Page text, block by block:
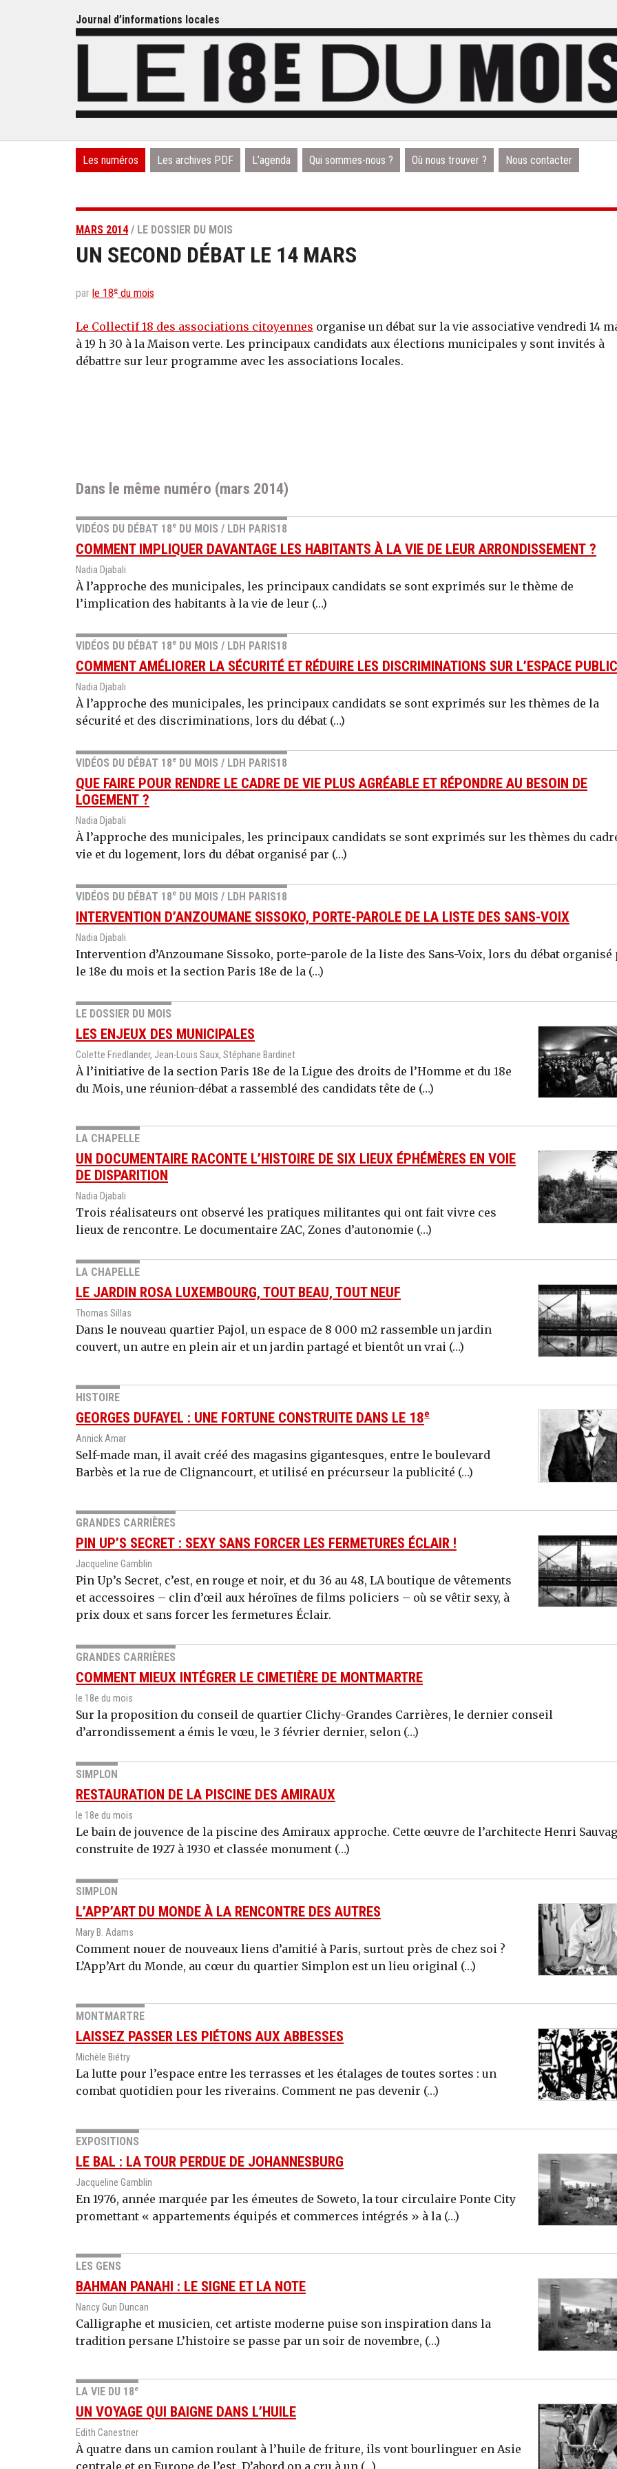
Journal d’informations locales
Les numéros Les archives PDF L’agenda Qui sommes-nous ? Où nous trouver ? Nous contacter
MARS 2014/ LE DOSSIER DU MOIS
UN SECOND DÉBAT LE 14 MARS
par le 18e du mois
Le Collectif 18 des associations citoyennes organise un débat sur la vie associative vendredi 14
à 19 h 30 à la Maison verte. Les principaux candidats aux élections municipales y sont invités à
débattre sur leur programme avec les associations locales.
Dans le même numéro (mars 2014)
VIDÉOS DU DÉBAT 18e DU MOIS / LDH PARIS18
COMMENT IMPLIQUER DAVANTAGE LES HABITANTS À LA VIE DE LEUR ARRONDISSEMENT ?
Nadia Djabali
À l’approche des municipales, les principaux candidats se sont exprimés sur le thème de
l’implication des habitants à la vie de leur (…)
VIDÉOS DU DÉBAT 18e DU MOIS / LDH PARIS18
COMMENT AMÉLIORER LA SÉCURITÉ ET RÉDUIRE LES DISCRIMINATIONS SUR L’ESPACE
Nadia Djabali
À l’approche des municipales, les principaux candidats se sont exprimés sur les thèmes de la
sécurité et des discriminations, lors du débat (…)
VIDÉOS DU DÉBAT 18e DU MOIS / LDH PARIS18
QUE FAIRE POUR RENDRE LE CADRE DE VIE PLUS AGRÉABLE ET RÉPONDRE AU BESOIN DE
LOGEMENT ?
Nadia Djabali
À l’approche des municipales, les principaux candidats se sont exprimés sur les thèmes du
vie et du logement, lors du débat organisé par (…)
VIDÉOS DU DÉBAT 18e DU MOIS / LDH PARIS18
INTERVENTION D’ANZOUMANE SISSOKO, PORTE-PAROLE DE LA LISTE DES SANS-VOIX
Nadia Djabali
Intervention d’Anzoumane Sissoko, porte-parole de la liste des Sans-Voix, lors du débat organisé
le 18e du mois et la section Paris 18e de la (…)
LE DOSSIER DU MOIS
LES ENJEUX DES MUNICIPALES
Colette Friedlander, Jean-Louis Saux, Stéphane Bardinet
À l’initiative de la section Paris 18e de la Ligue des droits de l’Homme et du 18e
du Mois, une réunion-débat a rassemblé des candidats tête de (…)
LA CHAPELLE
UN DOCUMENTAIRE RACONTE L’HISTOIRE DE SIX LIEUX ÉPHÉMÈRES EN VOIE
DE DISPARITION
Nadia Djabali
Trois réalisateurs ont observé les pratiques militantes qui ont fait vivre ces
lieux de rencontre. Le documentaire ZAC, Zo­nes d’au­tonomie (…)
LA CHAPELLE
LE JARDIN ROSA LUXEMBOURG, TOUT BEAU, TOUT NEUF
Thomas Sillas
Dans le nouveau quartier Pajol, un espace de 8 000 m2 rassemble un jardin
couvert, un autre en plein air et un jardin partagé et bientôt un vrai (…)
HISTOIRE
GEORGES DUFAYEL : UNE FORTUNE CONSTRUITE DANS LE 18e
Annick Amar
Self-made man, il avait créé des magasins gigantesques, entre le boulevard
Barbès et la rue de Clignancourt, et utilisé en précurseur la publicité (…)
GRANDES CARRIÈRES
PIN UP’S SECRET : SEXY SANS FORCER LES FERMETURES ÉCLAIR !
Jacqueline Gamblin
Pin Up’s Secret, c’est, en rouge et noir, et du 36 au 48, LA boutique de vêtements
et accessoires – clin d’œil aux héroïnes de films policiers – où se vêtir sexy, à
prix doux et sans forcer les fermetures Éclair.
GRANDES CARRIÈRES
COMMENT MIEUX INTÉGRER LE CIMETIÈRE DE MONTMARTRE
le 18e du mois
Sur la proposition du conseil de quartier Clichy-Grandes Carrières, le dernier conseil
d’arrondissement a émis le vœu, le 3 février dernier, selon (…)
SIMPLON
RESTAURATION DE LA PISCINE DES AMIRAUX
le 18e du mois
Le bain de jouvence de la piscine des Amiraux approche. Cette œu­vre de l’architecte Henri
construite de 1927 à 1930 et classée monument (…)
SIMPLON
L’APP’ART DU MONDE À LA RENCONTRE DES AUTRES
Mary B. Adams
Comment nouer de nouveaux liens d’amitié à Paris, surtout près de chez soi ?
L’App’Art du Monde, au cœur du quartier Sim­plon est un lieu original (…)
MONTMARTRE
LAISSEZ PASSER LES PIÉTONS AUX ABBESSES
Michèle Biétry
La lutte pour l’espace entre les terrasses et les étalages de toutes sortes : un
combat quotidien pour les riverains. Comment ne pas devenir (…)
EXPOSITIONS
LE BAL : LA TOUR PERDUE DE JOHANNESBURG
Jacqueline Gamblin
En 1976, année marquée par les émeutes de Soweto, la tour circulaire Ponte City
promettant « appartements équipés et commerces intégrés » à la (…)
LES GENS
BAHMAN PANAHI : LE SIGNE ET LA NOTE
Nancy Guri Duncan
Calligraphe et musicien, cet artiste moderne puise son inspiration dans la
tradition persane L’histoire se passe par un soir de novembre, (…)
LA VIE DU 18e
UN VOYAGE QUI BAIGNE DANS L’HUILE
Edith Canestrier
À quatre dans un camion roulant à l’huile de friture, ils vont bourlinguer en Asie